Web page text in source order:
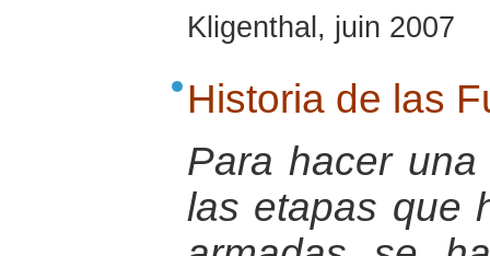
Kligenthal, juin 2007
Historia de las
Para hacer
las etapas que